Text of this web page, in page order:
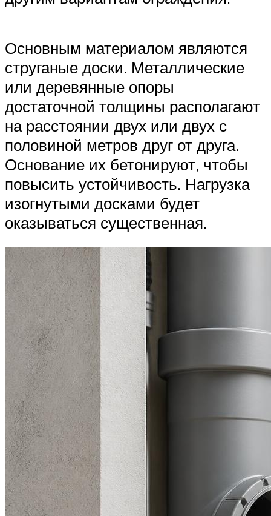
Основным материалом являются
струганые доски. Металлические
или деревянные опоры
достаточной толщины располагают
на расстоянии двух или двух с
половиной метров друг от друга.
Основание их бетонируют, чтобы
повысить устойчивость. Нагрузка
изогнутыми досками будет
оказываться существенная.